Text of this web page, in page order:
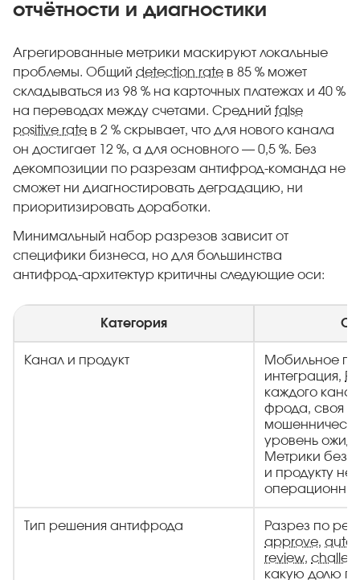
отчётности и диагностики
Агрегированные метрики маскируют локальные
проблемы. Общий detection rate в 85 % может
складываться из 98 % на карточных платежах и 40 %
на переводах между счетами. Средний false
positive rate в 2 % скрывает, что для нового канала
он достигает 12 %, а для основного — 0,5 %. Без
декомпозиции по разрезам антифрод-команда не
сможет ни диагностировать деградацию, ни
приоритизировать доработки.
Минимальный набор разрезов зависит от
специфики бизнеса, но для большинства
антифрод-архитектур критичны следующие оси:
Категория
Канал и продукт
Мобильное
интеграция,
каждого
фрода, своя
уровень
Метрики без
и продукту
Тип решения антифрода
Разрез по
approve,
review,
какую долю